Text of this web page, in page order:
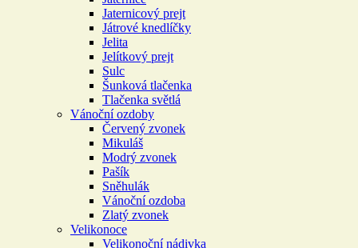
Jaternicový prejt
Játrové knedlíčky
Jelita
Jelítkový prejt
Sulc
Šunková tlačenka
Tlačenka světlá
Vánoční ozdoby
Červený zvonek
Mikuláš
Modrý zvonek
Pašík
Sněhulák
Vánoční ozdoba
Zlatý zvonek
Velikonoce
Velikonoční nádivka